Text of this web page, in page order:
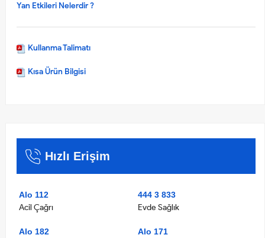
Yan Etkileri Nelerdir ?
Kullanma Talimatı
Kısa Ürün Bilgisi
Hızlı Erişim
Alo 112
Acil Çağrı
444 3 833
Evde Sağlık
Alo 182 Alo 171